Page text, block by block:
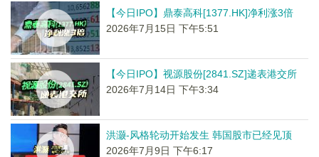
【今日IPO】鼎泰高科[1377.HK]净利涨3倍
2026年7月15日 下午5:51
【今日IPO】视源股份[2841.SZ]递表港交所
2026年7月14日 下午3:34
洪灏-风格轮动开始发生 韩国股市已经见顶
2026年7月9日 下午6:17